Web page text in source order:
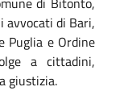
avvocati di Bari,
Puglia e Ordine
a cittadini,
giustizia.